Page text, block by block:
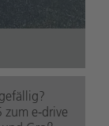
e-drive